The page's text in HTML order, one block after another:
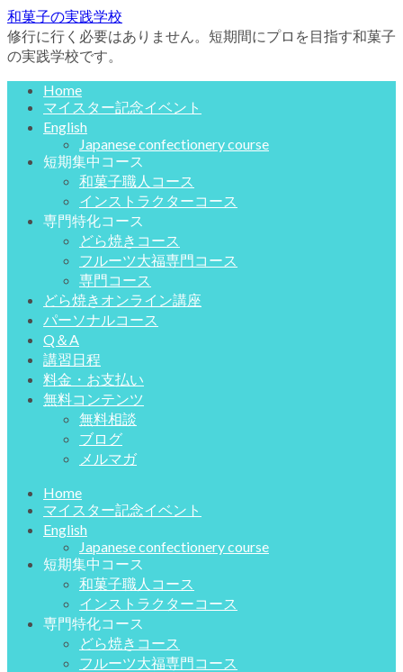
和菓子の実践学校
修行に行く必要はありません。短期間にプロを目指す和菓子
の実践学校です。
Home
マイスター記念イベント
English
Japanese confectionery course
短期集中コース
和菓子職人コース
インストラクターコース
専門特化コース
どら焼きコース
フルーツ大福専門コース
専門コース
どら焼きオンライン講座
パーソナルコース
Q＆A
講習日程
料金・お支払い
無料コンテンツ
無料相談
ブログ
メルマガ
Home
マイスター記念イベント
English
Japanese confectionery course
短期集中コース
和菓子職人コース
インストラクターコース
専門特化コース
どら焼きコース
フルーツ大福専門コース